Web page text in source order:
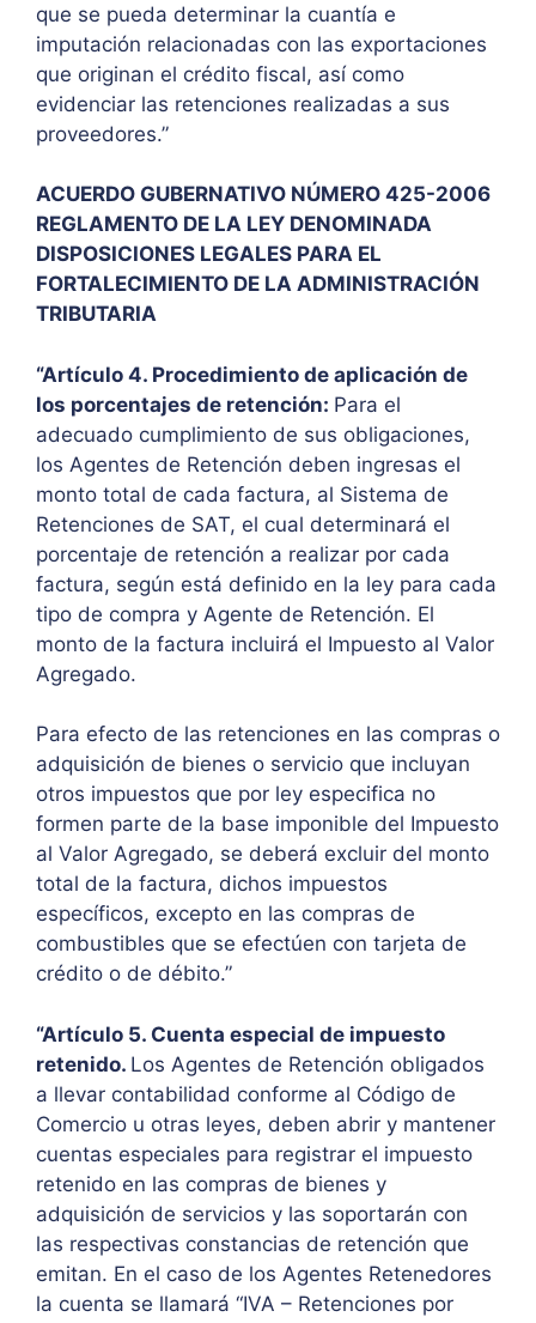
que se pueda determinar la cuantía e
imputación relacionadas con las exportaciones
que originan el crédito fiscal, así como
evidenciar las retenciones realizadas a sus
proveedores.”
ACUERDO GUBERNATIVO NÚMERO 425-2006
REGLAMENTO DE LA LEY DENOMINADA
DISPOSICIONES LEGALES PARA EL
FORTALECIMIENTO DE LA ADMINISTRACIÓN
TRIBUTARIA
“Artículo 4. Procedimiento de aplicación de
los porcentajes de retención: Para el
adecuado cumplimiento de sus obligaciones,
los Agentes de Retención deben ingresas el
monto total de cada factura, al Sistema de
Retenciones de SAT, el cual determinará el
porcentaje de retención a realizar por cada
factura, según está definido en la ley para cada
tipo de compra y Agente de Retención. El
monto de la factura incluirá el Impuesto al Valor
Agregado.
Para efecto de las retenciones en las compras o
adquisición de bienes o servicio que incluyan
otros impuestos que por ley especifica no
formen parte de la base imponible del Impuesto
al Valor Agregado, se deberá excluir del monto
total de la factura, dichos impuestos
específicos, excepto en las compras de
combustibles que se efectúen con tarjeta de
crédito o de débito.”
“Artículo 5. Cuenta especial de impuesto
retenido. Los Agentes de Retención obligados
a llevar contabilidad conforme al Código de
Comercio u otras leyes, deben abrir y mantener
cuentas especiales para registrar el impuesto
retenido en las compras de bienes y
adquisición de servicios y las soportarán con
las respectivas constancias de retención que
emitan. En el caso de los Agentes Retenedores
la cuenta se llamará “IVA – Retenciones por